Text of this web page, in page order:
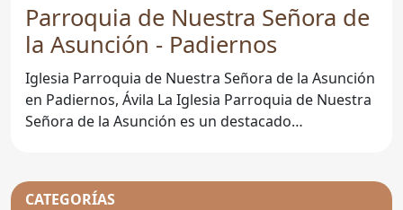
Parroquia de Nuestra Señora de
la Asunción - Padiernos
Iglesia Parroquia de Nuestra Señora de la Asunción
en Padiernos, Ávila La Iglesia Parroquia de Nuestra
Señora de la Asunción es un destacado
CATEGORÍAS